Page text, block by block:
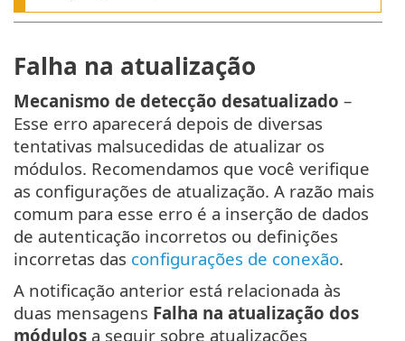
Falha na atualização
Mecanismo de detecção desatualizado –
Esse erro aparecerá depois de diversas
tentativas malsucedidas de atualizar os
módulos. Recomendamos que você verifique
as configurações de atualização. A razão mais
comum para esse erro é a inserção de dados
de autenticação incorretos ou definições
incorretas das configurações de conexão.
A notificação anterior está relacionada às
duas mensagens Falha na atualização dos
módulos a seguir sobre atualizações